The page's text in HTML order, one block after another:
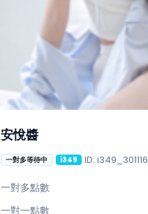
安悅醬
一對多等待中 i349 ID: i349_301116
一對多點數
一對一點數